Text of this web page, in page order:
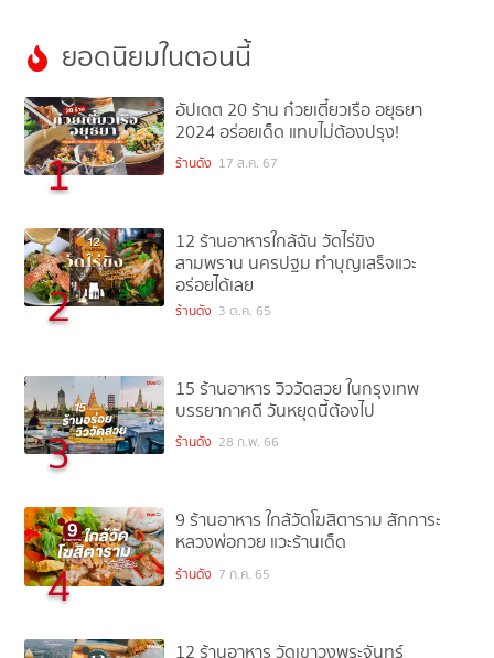
ยอดนิยมในตอนนี้
1
อัปเดต 20 ร้าน ก๋วยเตี๋ยวเรือ อยุธยา
2024 อร่อยเด็ด แทบไม่ต้องปรุง!
ร้านดัง 17 ส.ค. 67
2
12 ร้านอาหารใกล้ฉัน วัดไร่ขิง
สามพราน นครปฐม ทำบุญเสร็จแวะ
อร่อยได้เลย
ร้านดัง 3 ต.ค. 65
3
15 ร้านอาหาร วิววัดสวย ในกรุงเทพ
บรรยากาศดี วันหยุดนี้ต้องไป
ร้านดัง 28 ก.พ. 66
4
9 ร้านอาหาร ใกล้วัดโฆสิตาราม สักการะ
หลวงพ่อกวย แวะร้านเด็ด
ร้านดัง 7 ก.ค. 65
12 ร้านอาหาร วัดเขาวงพระจันทร์